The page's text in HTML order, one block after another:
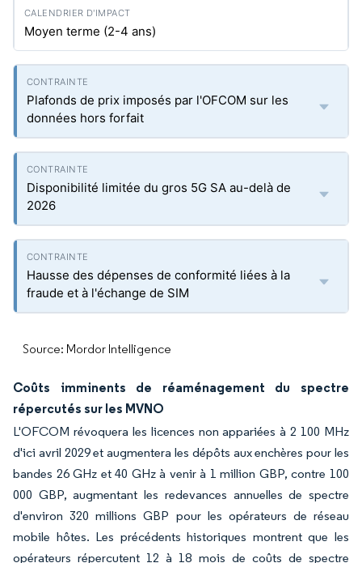
Moyen terme (2-4 ans)
Plafonds de prix imposés par l'OFCOM sur les
données hors forfait
Disponibilité limitée du gros 5G SA au-delà de
2026
Hausse des dépenses de conformité liées à la
fraude et à l'échange de SIM
Source: Mordor Intelligence
Coûts imminents de réaménagement du spectre
répercutés sur les MVNO
L'OFCOM révoquera les licences non appariées à 2 100 MHz
d'ici avril 2029 et augmentera les dépôts aux enchères pour les
bandes 26 GHz et 40 GHz à venir à 1 million GBP, contre 100
000 GBP, augmentant les redevances annuelles de spectre
d'environ 320 millions GBP pour les opérateurs de réseau
mobile hôtes. Les précédents historiques montrent que les
opérateurs répercutent 12 à 18 mois de coûts de spectre